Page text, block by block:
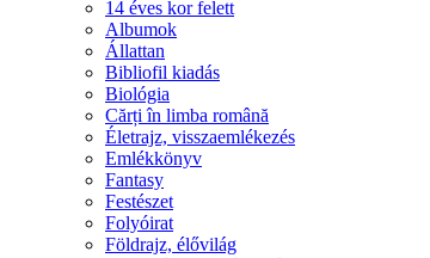
14 éves kor felett
Albumok
Állattan
Bibliofil kiadás
Biológia
Cărți în limba română
Életrajz, visszaemlékezés
Emlékkönyv
Fantasy
Festészet
Folyóirat
Földrajz, élővilág